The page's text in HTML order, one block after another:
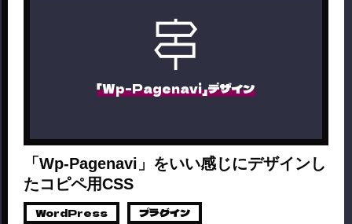
「Wp-Pagenavi」デザイン
「Wp-Pagenavi」をいい感じにデザインし
たコピペ用CSS
WordPress プラグイン